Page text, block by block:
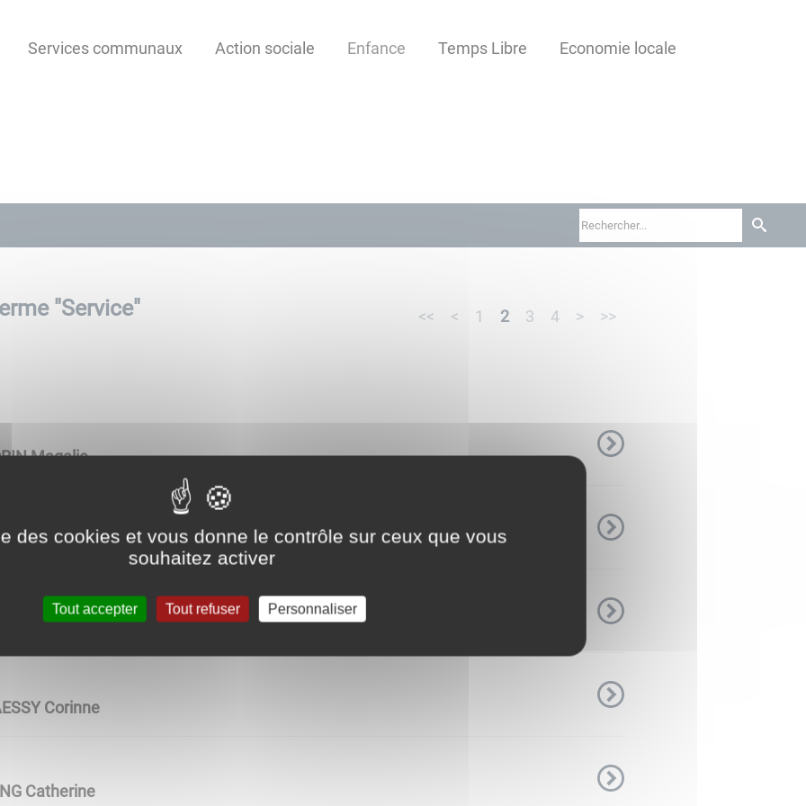
Services communaux Action sociale Enfance Temps Libre Economie locale
"Service" << < 1 2 3 4 > >>
Magalie
Stéphanie
Catherine
Corinne
Catherine
des cookies et vous donne le contrôle sur ceux que vous
souhaitez activer
Tout accepter Tout refuser Personnaliser